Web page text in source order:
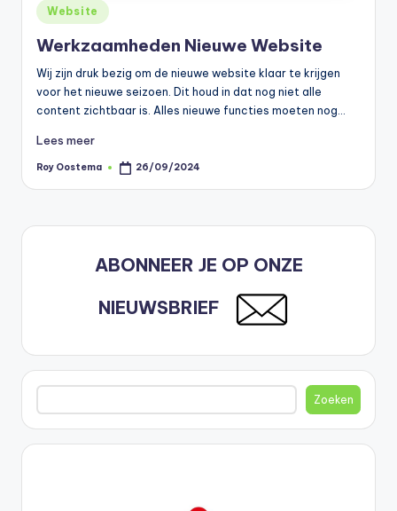
Geplaatst
in
Website
Werkzaamheden Nieuwe Website
Wij zijn druk bezig om de nieuwe website klaar te krijgen
voor het nieuwe seizoen. Dit houd in dat nog niet alle
content zichtbaar is. Alles nieuwe functies moeten nog…
Lees meer
Geplaatst
Roy Oostema 26/09/2024
ABONNEER JE OP ONZE
NIEUWSBRIEF
Zoeken
Zoeken